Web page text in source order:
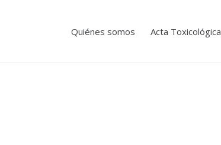
Quiénes somos Acta Toxicológica